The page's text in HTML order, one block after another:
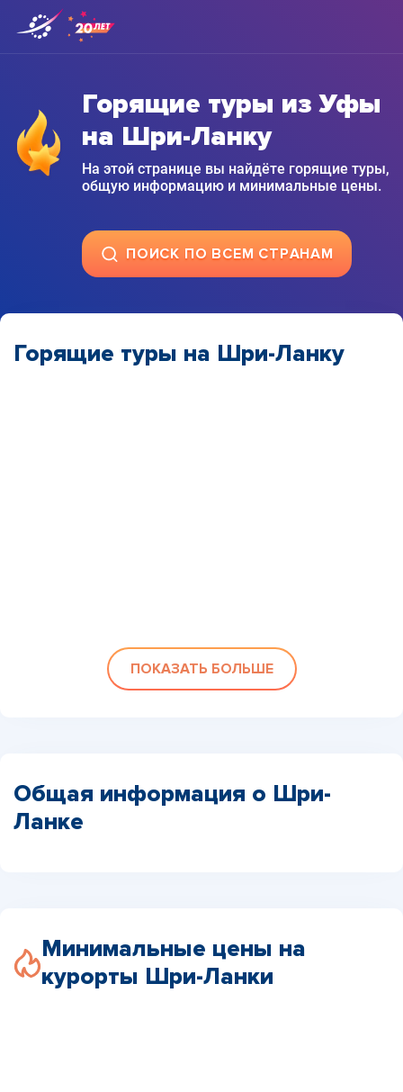
Горящие туры из Уфы
на Шри-Ланку
На этой странице вы найдёте горящие туры,
общую информацию и минимальные цены.
ПОИСК ПО ВСЕМ СТРАНАМ
Горящие туры на Шри-Ланку
ПОКАЗАТЬ БОЛЬШЕ
Общая информация о Шри-
Ланке
Минимальные цены на
курорты Шри-Ланки